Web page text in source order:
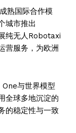
熟国际合作模
城市推出
纯无人Robotaxi
营服务，为欧洲
与世界模型
全球多地沉淀的
的稳定性与一致